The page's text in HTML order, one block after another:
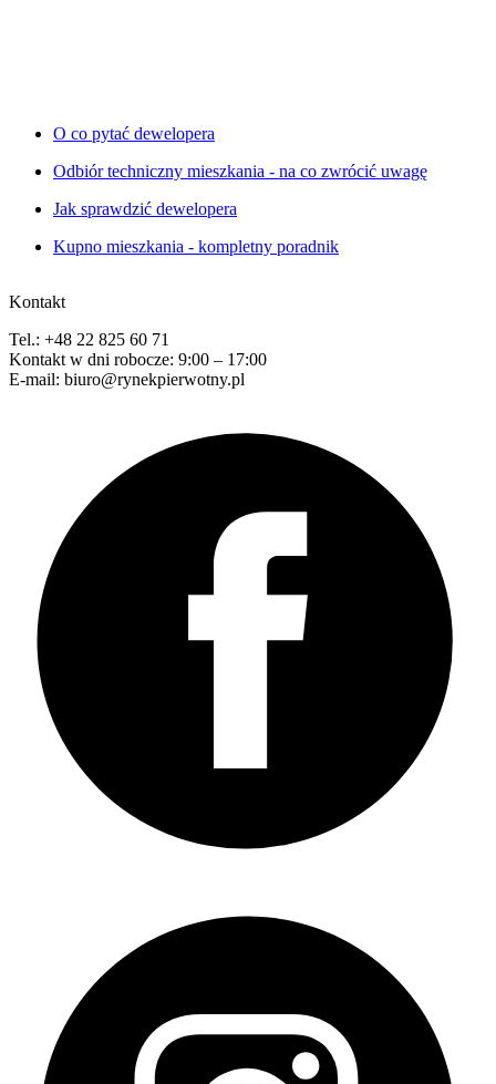
O co pytać dewelopera
Odbiór techniczny mieszkania - na co zwrócić uwagę
Jak sprawdzić dewelopera
Kupno mieszkania - kompletny poradnik
Kontakt
Tel.: +48 22 825 60 71
Kontakt w dni robocze: 9:00 – 17:00
E-mail: biuro@rynekpierwotny.pl